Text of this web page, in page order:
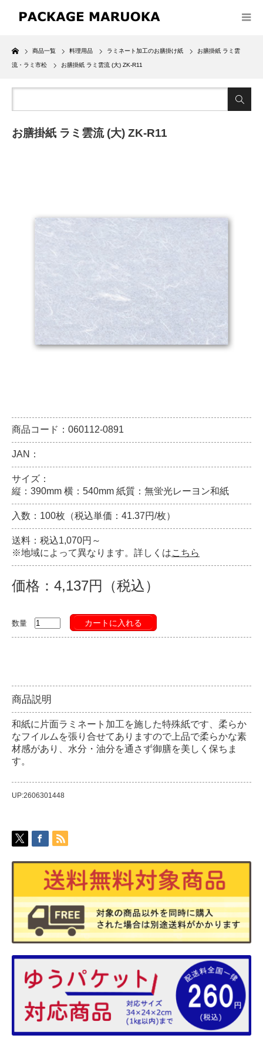
Home
商品一覧 料理用品 ラミネート加工のお膳掛け紙 お膳掛紙 ラミ雲
流・ラミ市松 お膳掛紙 ラミ雲流 (大) ZK-R11
お膳掛紙 ラミ雲流 (大) ZK-R11
商品コード：060112-0891
JAN：
サイズ：
縦：390mm 横：540mm 紙質：無蛍光レーヨン和紙
入数：100枚（税込単価：41.37円/枚）
送料：税込1,070円～
※地域によって異なります。詳しくはこちら
価格：4,137円（税込）
数量 カートに入れる
商品説明
和紙に片面ラミネート加工を施した特殊紙です、柔らか
なフイルムを張り合せてありますので上品で柔らかな素
材感があり、水分・油分を通さず御膳を美しく保ちま
す。
UP:2606301448